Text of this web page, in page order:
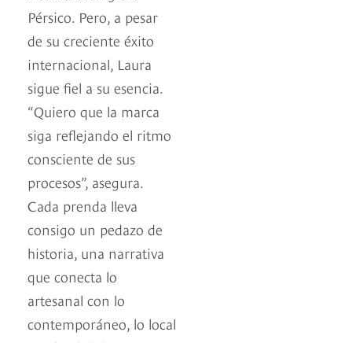
Pérsico. Pero, a pesar
de su creciente éxito
internacional, Laura
sigue fiel a su esencia.
“Quiero que la marca
siga reflejando el ritmo
consciente de sus
procesos”, asegura.
Cada prenda lleva
consigo un pedazo de
historia, una narrativa
que conecta lo
artesanal con lo
contemporáneo, lo local